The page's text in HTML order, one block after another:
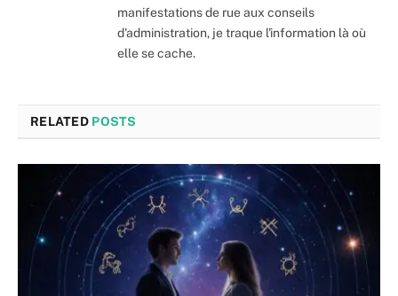
manifestations de rue aux conseils
d'administration, je traque l'information là où
elle se cache.
RELATED POSTS